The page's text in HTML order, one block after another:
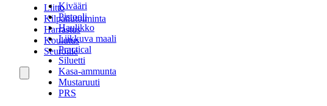
Kivääri
Pistooli
Haulikko
Liikkuva maali
Practical
Siluetti
Kasa-ammunta
Mustaruuti
PRS
Liitto
Kilpailutoiminta
Harrastus
Koulutus
Seuroille